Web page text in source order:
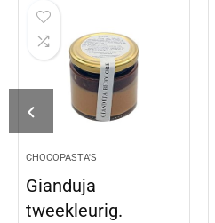
CHOCOPASTA'S
Gianduja
tweekleurig.